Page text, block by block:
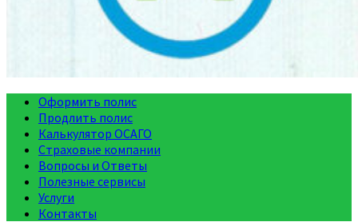
Оформить полис
Продлить полис
Калькулятор ОСАГО
Страховые компании
Вопросы и Ответы
Полезные сервисы
Услуги
Контакты